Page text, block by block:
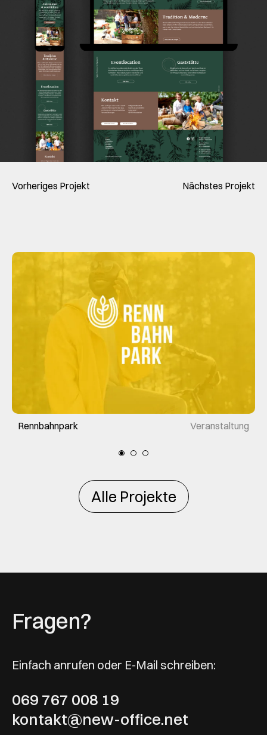
Vorheriges Projekt Nächstes Projekt
Rennbahnpark Veranstaltung
Alle Projekte
Fragen?
Einfach anrufen oder E-Mail schreiben:
069 767 008 19
kontakt@new-office.net